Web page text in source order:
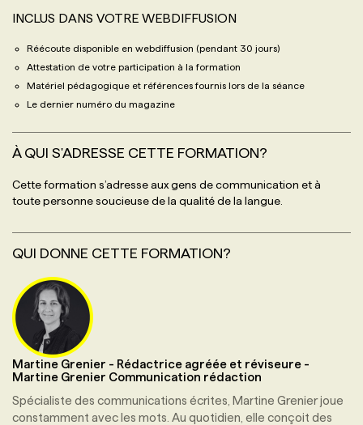
INCLUS DANS VOTRE WEBDIFFUSION
Réécoute disponible en webdiffusion (pendant 30 jours)
Attestation de votre participation à la formation
Matériel pédagogique et références fournis lors de la séance
Le dernier numéro du magazine
À QUI S'ADRESSE CETTE FORMATION?
Cette formation s’adresse aux gens de communication et à
toute personne soucieuse de la qualité de la langue.
QUI DONNE CETTE FORMATION?
Martine Grenier - Rédactrice agréée et réviseure -
Martine Grenier Communication rédaction
Spécialiste des communications écrites, Martine Grenier joue
constamment avec les mots. Au quotidien, elle conçoit des